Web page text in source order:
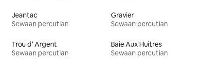
Jeantac
Sewaan percutian
Gravier
Sewaan percutian
Trou d' Argent
Sewaan percutian
Baie Aux Huitres
Sewaan percutian